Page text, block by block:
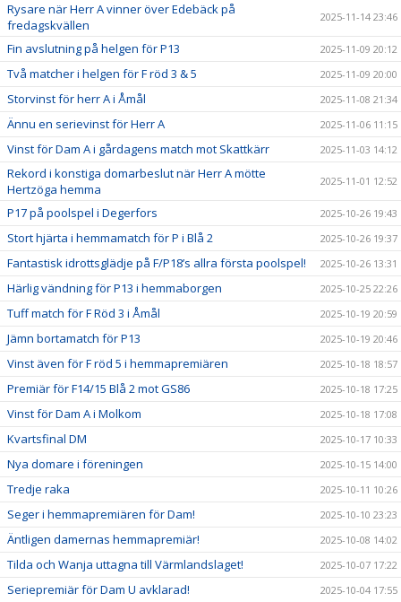
Rysare när Herr A vinner över Edebäck på
fredagskvällen
2025-11-14 23:46
Fin avslutning på helgen för P13 2025-11-09 20:12
Två matcher i helgen för F röd 3 & 5 2025-11-09 20:00
Storvinst för herr A i Åmål 2025-11-08 21:34
Ännu en serievinst för Herr A 2025-11-06 11:15
Vinst för Dam A i gårdagens match mot Skattkärr 2025-11-03 14:12
Rekord i konstiga domarbeslut när Herr A mötte
Hertzöga hemma
2025-11-01 12:52
P17 på poolspel i Degerfors 2025-10-26 19:43
Stort hjärta i hemmamatch för P i Blå 2 2025-10-26 19:37
Fantastisk idrottsglädje på F/P18’s allra första poolspel! 2025-10-26 13:31
Härlig vändning för P13 i hemmaborgen 2025-10-25 22:26
Tuff match för F Röd 3 i Åmål 2025-10-19 20:59
Jämn bortamatch för P13 2025-10-19 20:46
Vinst även för F röd 5 i hemmapremiären 2025-10-18 18:57
Premiär för F14/15 Blå 2 mot GS86 2025-10-18 17:25
Vinst för Dam A i Molkom 2025-10-18 17:08
Kvartsfinal DM 2025-10-17 10:33
Nya domare i föreningen 2025-10-15 14:00
Tredje raka 2025-10-11 10:26
Seger i hemmapremiären för Dam! 2025-10-10 23:23
Äntligen damernas hemmapremiär! 2025-10-08 14:02
Tilda och Wanja uttagna till Värmlandslaget! 2025-10-07 17:22
Seriepremiär för Dam U avklarad! 2025-10-04 17:55